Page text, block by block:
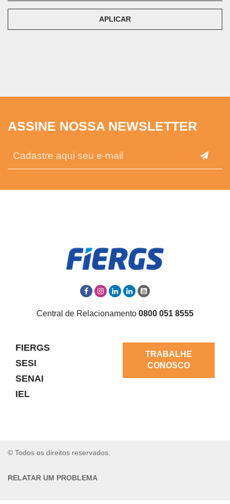
APLICAR
ASSINE NOSSA NEWSLETTER
Central de Relacionamento 0800 051 8555
FIERGS
SESI
SENAI
IEL
TRABALHE
CONOSCO
© Todos os direitos reservados.
RELATAR UM PROBLEMA